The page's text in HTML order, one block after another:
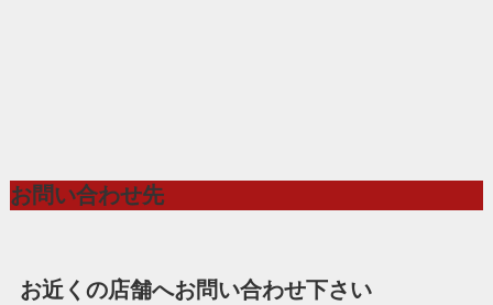
お問い合わせ先
お近くの店舗へお問い合わせ下さい